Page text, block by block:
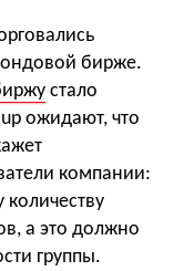
бирже.
стало
ожидают, что
компании:
а это должно
группы.